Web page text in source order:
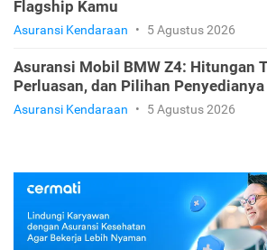
Flagship Kamu
Asuransi Kendaraan • 5 Agustus 2026
Asuransi Mobil BMW Z4: Hitungan
Perluasan, dan Pilihan Penyedianya
Asuransi Kendaraan • 5 Agustus 2026